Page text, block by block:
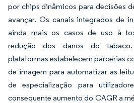
por chips dinâmicos para decisões
avançar. Os canais integrados de
ainda mais os casos de uso à
redução dos danos do
plataformas estabelecem parcerias
de imagem para automatizar as
de especialização para
consequente aumento do CAGR a